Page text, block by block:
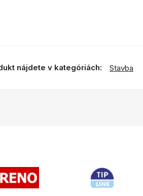
nájdete v kategóriách: Stavba